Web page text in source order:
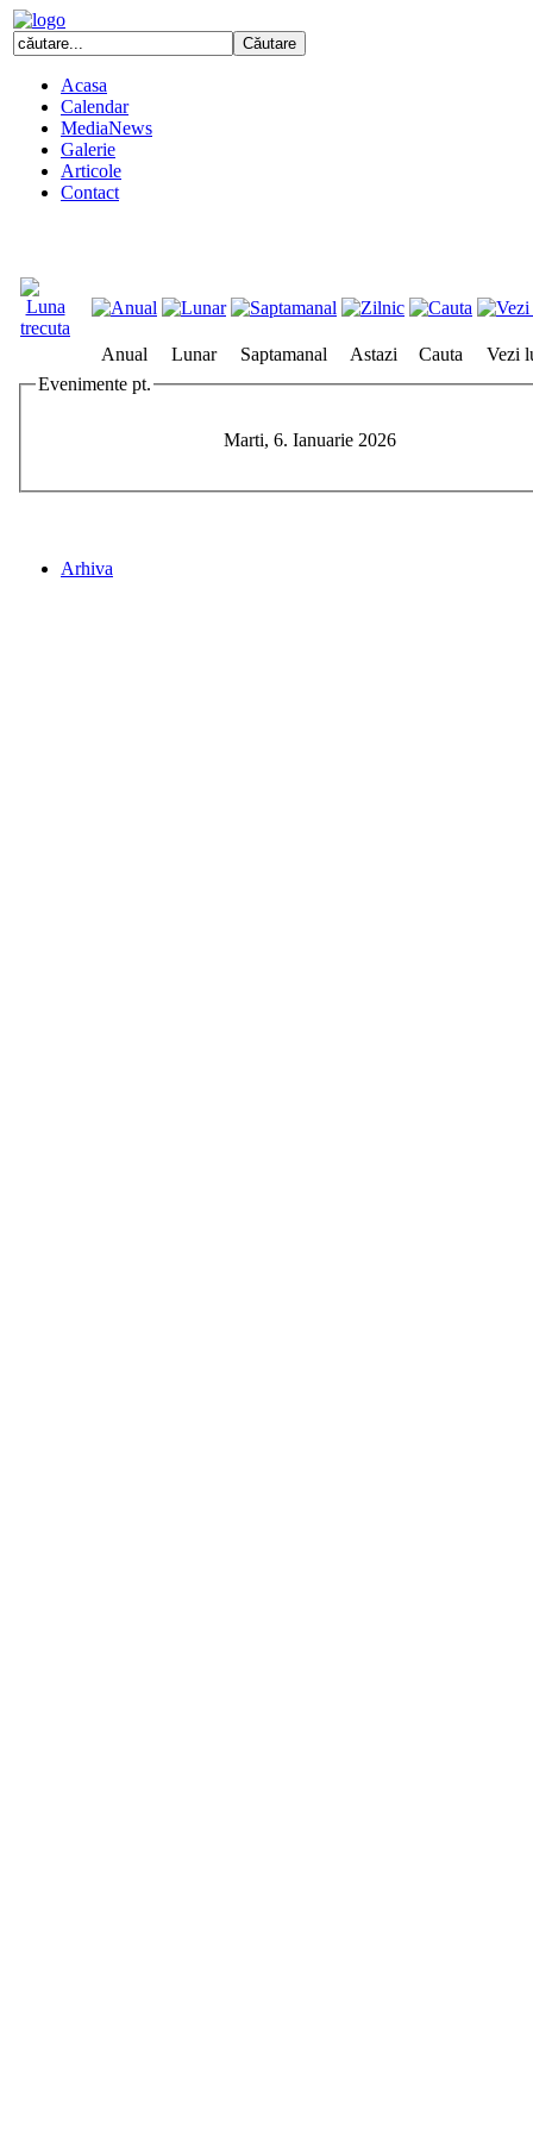
Acasa
Calendar
MediaNews
Galerie
Articole
Contact
Anual Lunar Saptamanal Astazi Cauta
Vezi
Evenimente pt.
Marti, 6. Ianuarie 2026
Arhiva